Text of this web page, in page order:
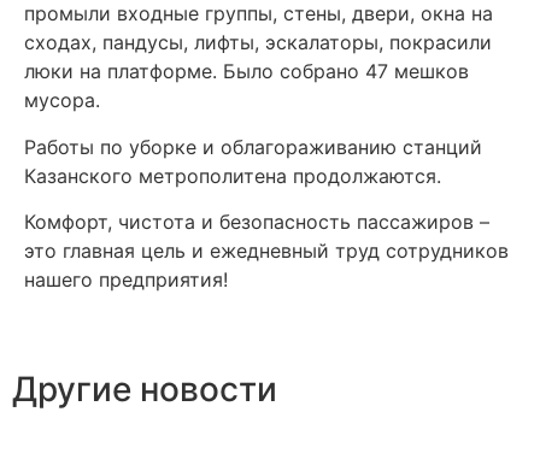
промыли входные группы, стены, двери, окна на
сходах, пандусы, лифты, эскалаторы, покрасили
люки на платформе. Было собрано 47 мешков
мусора.
Работы по уборке и облагораживанию станций
Казанского метрополитена продолжаются.
Комфорт, чистота и безопасность пассажиров –
это главная цель и ежедневный труд сотрудников
нашего предприятия!
Другие новости